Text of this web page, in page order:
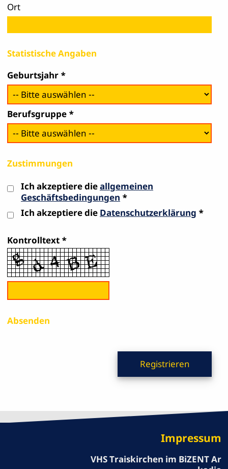
Ort
Statistische Angaben
Geburtsjahr
Berufsgruppe
Zustimmungen
Ich akzeptiere dieallgemeinen
Geschäftsbedingungen
Ich akzeptiere die Datenschutzerklärung
Kontrolltext
Absenden
Impressum
VHS Traiskirchen im BiZENT Ar